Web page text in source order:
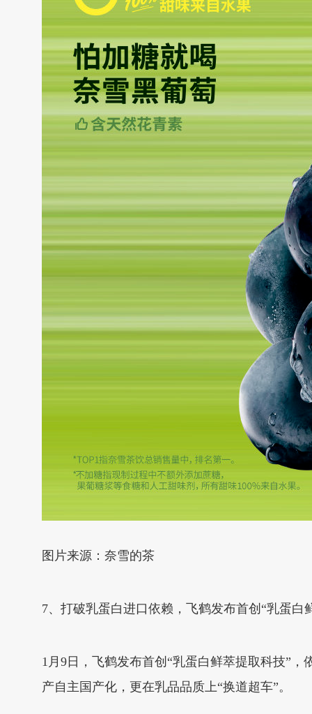
图片来源：奈雪的茶
7、打破乳蛋白进口依赖，飞鹤发布首创“乳蛋白
1月9日，飞鹤发布首创“乳蛋白鲜萃提取科技”
产自主国产化，更在乳品品质上“换道超车”。